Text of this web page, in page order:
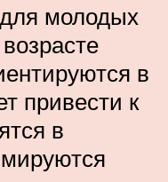
молодых
в
привести к
в